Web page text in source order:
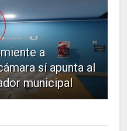
a
sí apunta al
municipal